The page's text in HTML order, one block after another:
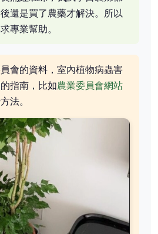
還是買了農藥才解決。所以
專業幫助。
會的資料，室內植物病蟲害
指南，比如農業委員會網站
法。